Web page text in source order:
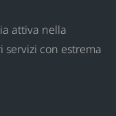
attiva nella
con estrema